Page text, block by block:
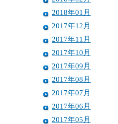
2018年01月
2017年12月
2017年11月
2017年10月
2017年09月
2017年08月
2017年07月
2017年06月
2017年05月